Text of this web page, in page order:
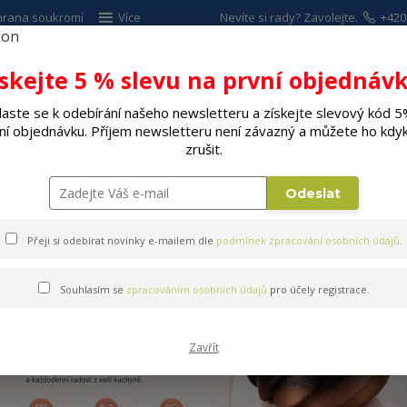
soukromí Více
Hledat
Nevíte si rady? Zavolejte.
SPOTŘEBIČE ELEKTRO DÍLNA A
5 % slevu na první
se k odebírání našeho newsletteru a získejte slevový kód
objednávku. Příjem newsletteru není závazný a můžete ho
zrušit.
Odeslat
Přeji si odebírat novinky e-mailem dle podmínek zpracování osobních údajů.
Souhlasím se zpracováním osobních údajů pro účely registrace.
Zavřít